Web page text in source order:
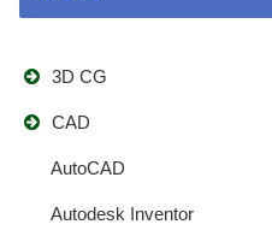
3D CG
CAD
AutoCAD
Autodesk Inventor